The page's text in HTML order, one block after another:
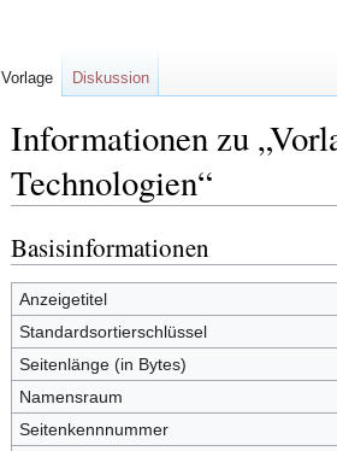
Informationen zu
Technologien“
Zur
Navigation
springen
Zur
Suche
springen
Basisinformationen
Anzeigetitel
Standardsortierschlüssel
Seitenlänge (in Bytes)
Namensraum
Seitenkennnummer
Vorlage Diskussion